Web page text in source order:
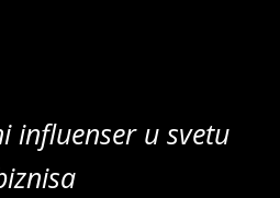
influenser u svetu